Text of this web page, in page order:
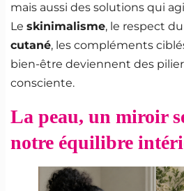
mais aussi des solutions qui
Leskinimalisme, le respect du
cutané, les compléments
bien-être deviennent des
consciente.
La peau, un miroir
notre équilibre